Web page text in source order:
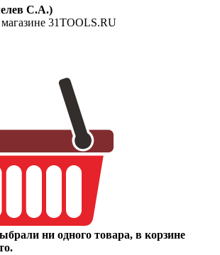
С.А.)
ни одного товара, в корзине